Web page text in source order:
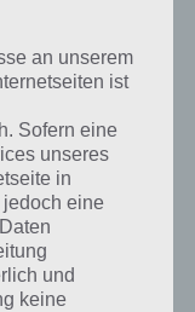
anders sind,
“Bild: Frau
für 94%
an unserem
ist
Sofern eine
unseres
in
eine
und
keine